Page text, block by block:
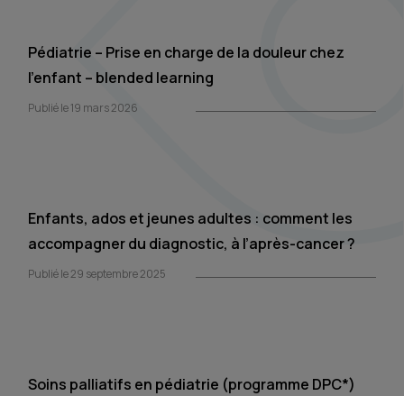
Pédiatrie – Prise en charge de la douleur chez
l’enfant – blended learning
Publié le 19 mars 2026
Enfants, ados et jeunes adultes : comment les
accompagner du diagnostic, à l’après-cancer ?
Publié le 29 septembre 2025
Soins palliatifs en pédiatrie (programme DPC*)